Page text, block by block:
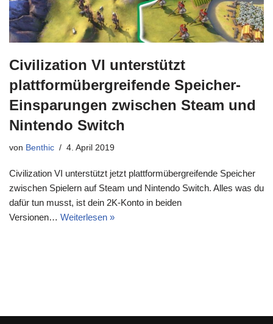
Civilization VI unterstützt
plattformübergreifende Speicher-
Einsparungen zwischen Steam und
Nintendo Switch
von Benthic 4. April 2019
Civilization VI unterstützt jetzt plattformübergreifende Speicher
zwischen Spielern auf Steam und Nintendo Switch. Alles was du
dafür tun musst, ist dein 2K-Konto in beiden
Versionen… Weiterlesen »